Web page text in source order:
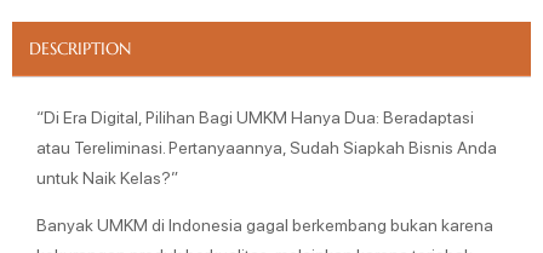
DESCRIPTION
“Di Era Digital, Pilihan Bagi UMKM Hanya Dua: Beradaptasi
atau Tereliminasi. Pertanyaannya, Sudah Siapkah Bisnis Anda
untuk Naik Kelas?”
Banyak UMKM di Indonesia gagal berkembang bukan karena